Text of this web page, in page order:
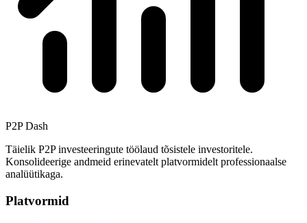
P2P Dash
Täielik P2P investeeringute töölaud tõsistele investoritele.
Konsolideerige andmeid erinevatelt platvormidelt professionaalse
analüütikaga.
Platvormid